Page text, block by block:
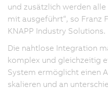
und zusätzlich werden
mit ausgeführt“, so Franz
KNAPP Industry Solutions.
Die nahtlose Integration
komplex und gleichzeitig
System ermöglicht einen
skalieren und an